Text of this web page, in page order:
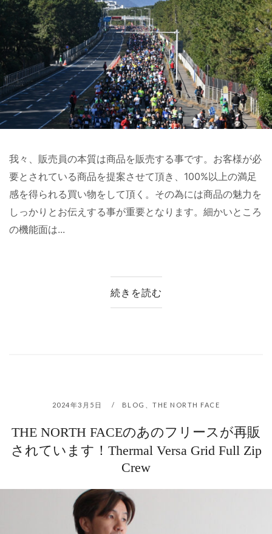
我々、販売員の本質は商品を販売する事です。お客様が必
要とされている商品を提案させて頂き、100%以上の満足
感を得られる買い物をして頂く。その為には商品の魅力を
しっかりとお伝えする事が重要となります。細かいところ
の機能面は...
続きを読む
2024年3月5日 BLOG 、THE NORTH FACE
THE NORTH FACEのあのフリースが再販
されています！Thermal Versa Grid Full Zip
Crew